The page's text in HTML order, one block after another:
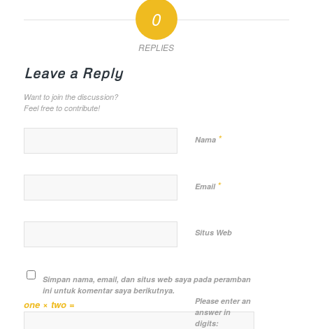
0
REPLIES
Leave a Reply
Want to join the discussion?
Feel free to contribute!
Nama *
Email *
Situs Web
Simpan nama, email, dan situs web saya pada peramban
ini untuk komentar saya berikutnya.
Please enter an
answer in
digits:
one × two =